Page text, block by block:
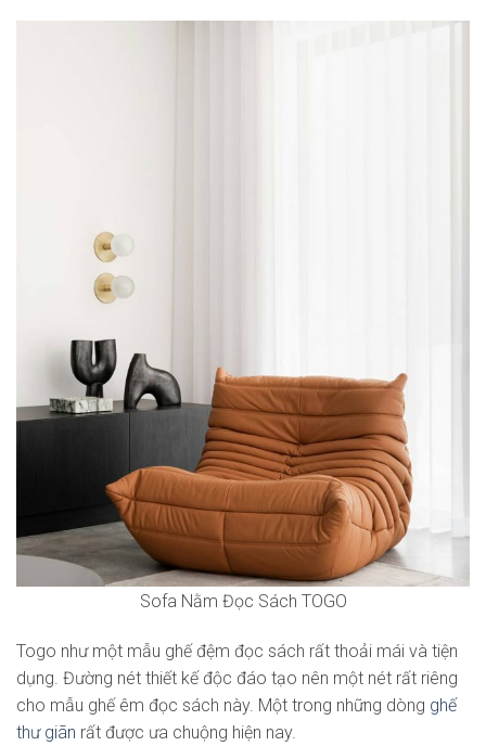
Sofa Nằm Đọc Sách TOGO
Togo như một mẫu ghế đệm đọc sách rất thoải mái và tiện
dụng. Đường nét thiết kế độc đáo tạo nên một nét rất riêng
cho mẫu ghế êm đọc sách này. Một trong những dòng ghế
thư giãn rất được ưa chuộng hiện nay.